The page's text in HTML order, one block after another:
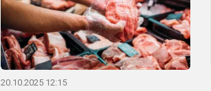
20.10.2025 12:15